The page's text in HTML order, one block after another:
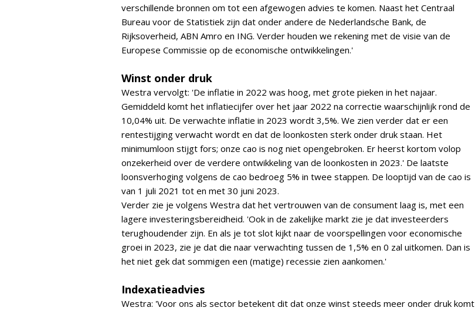
verschillende bronnen om tot een afgewogen advies te komen. Naast het Centraal
Bureau voor de Statistiek zijn dat onder andere de Nederlandsche Bank, de
Rijksoverheid, ABN Amro en ING. Verder houden we rekening met de visie van de
Europese Commissie op de economische ontwikkelingen.'
Winst onder druk
Westra vervolgt: 'De inflatie in 2022 was hoog, met grote pieken in het najaar.
Gemiddeld komt het inflatiecijfer over het jaar 2022 na correctie waarschijnlijk rond de
10,04% uit. De verwachte inflatie in 2023 wordt 3,5%. We zien verder dat er een
rentestijging verwacht wordt en dat de loonkosten sterk onder druk staan. Het
minimumloon stijgt fors; onze cao is nog niet opengebroken. Er heerst kortom volop
onzekerheid over de verdere ontwikkeling van de loonkosten in 2023.' De laatste
loonsverhoging volgens de cao bedroeg 5% in twee stappen. De looptijd van de cao is
van 1 juli 2021 tot en met 30 juni 2023.
Verder zie je volgens Westra dat het vertrouwen van de consument laag is, met een
lagere investeringsbereidheid. 'Ook in de zakelijke markt zie je dat investeerders
terughoudender zijn. En als je tot slot kijkt naar de voorspellingen voor economische
groei in 2023, zie je dat die naar verwachting tussen de 1,5% en 0 zal uitkomen. Dan is
het niet gek dat sommigen een (matige) recessie zien aankomen.'
Indexatieadvies
Westra: 'Voor ons als sector betekent dit dat onze winst steeds meer onder druk komt